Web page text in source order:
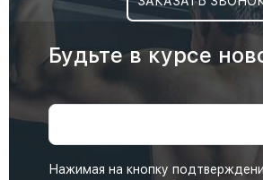
Будьте в курсе
Нажимая на кнопку